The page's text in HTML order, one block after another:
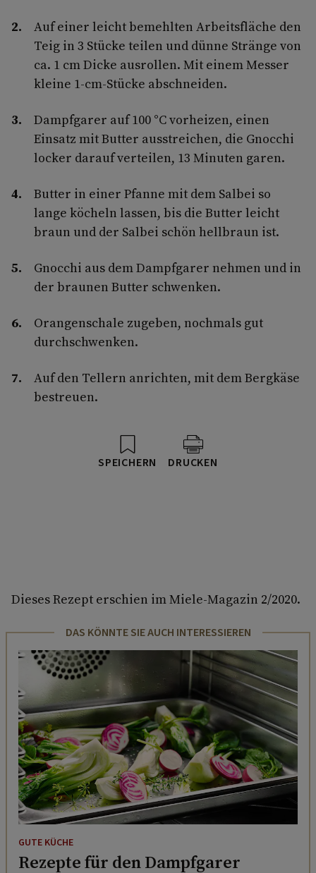
Auf einer leicht bemehlten Arbeitsfläche den
Teig in 3 Stücke teilen und dünne Stränge von
ca. 1 cm Dicke ausrollen. Mit einem Messer
kleine 1-cm-Stücke abschneiden.
Dampfgarer auf 100 °C vorheizen, einen
Einsatz mit Butter ausstreichen, die Gnocchi
locker darauf verteilen, 13 Minuten garen.
Butter in einer Pfanne mit dem Salbei so
lange köcheln lassen, bis die Butter leicht
braun und der Salbei schön hellbraun ist.
Gnocchi aus dem Dampfgarer nehmen und in
der braunen Butter schwenken.
Orangenschale zugeben, nochmals gut
durchschwenken.
Auf den Tellern anrichten, mit dem Bergkäse
bestreuen.
SPEICHERN DRUCKEN
Dieses Rezept erschien im Miele-Magazin 2/2020.
DAS KÖNNTE SIE AUCH INTERESSIEREN
GUTE KÜCHE
Rezepte für den Dampfgarer